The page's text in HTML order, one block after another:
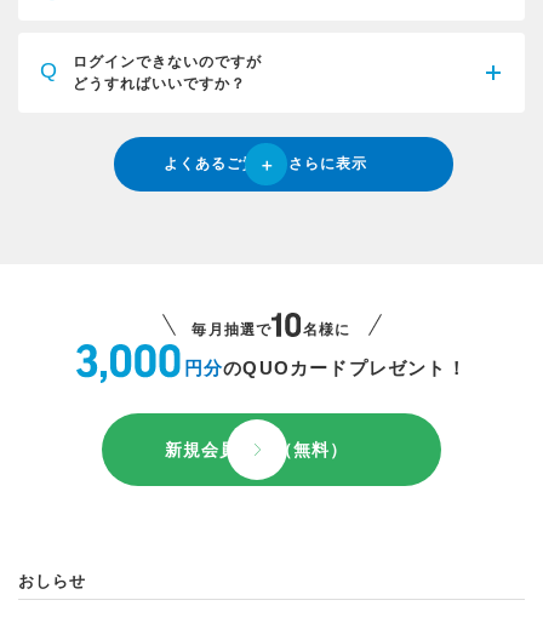
Q
ログインできないのですが
どうすればいいですか？
よくあるご質問をさらに表示
毎月抽選で 名様に
円分のQUOカードプレゼント！
新規会員登録（無料）
おしらせ